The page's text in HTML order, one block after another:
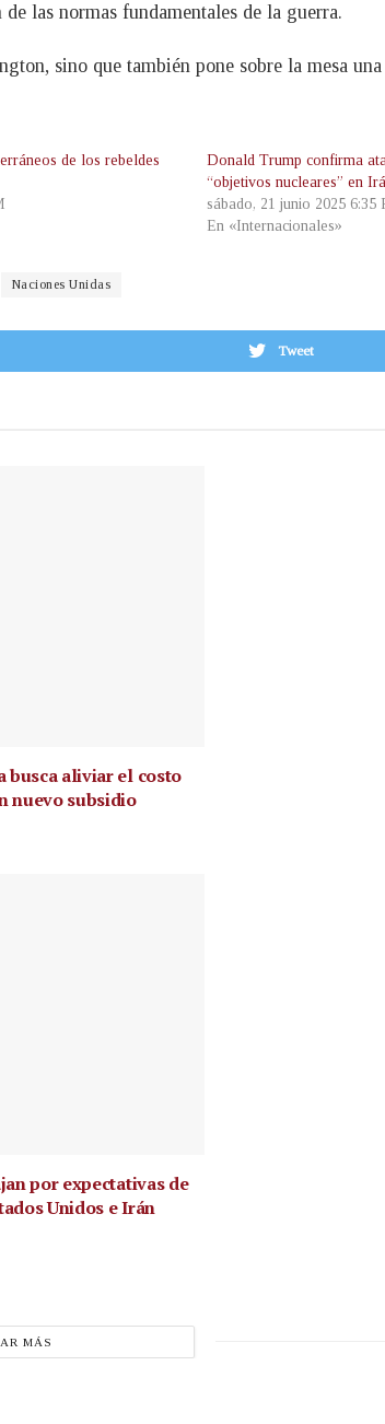
las normas fundamentales de la guerra.
sino que también pone sobre la mesa
de los rebeldes
Donald Trump confirma
“objetivos nucleares” en
sábado, 21 junio 2025 6:35
En «Internacionales»
Naciones Unidas
Tweet
busca aliviar el costo
nuevo subsidio
por expectativas de
Unidos e Irán
MÁS